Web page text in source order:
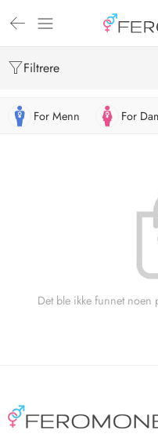
Filtrere
For Menn For
Det ble ikke funnet noen